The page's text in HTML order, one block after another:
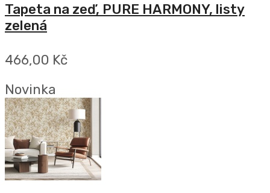
Tapeta na zeď, PURE HARMONY, listy
zelená
466,00 Kč
Novinka